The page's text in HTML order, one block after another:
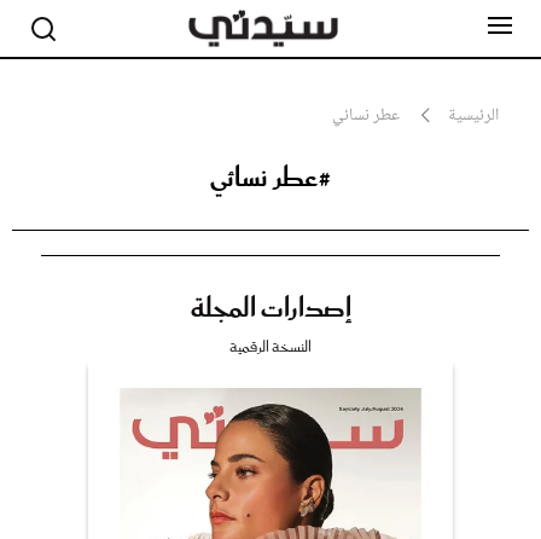
الرئيسية عطر نسائي
#عطر نسائي
إصدارات المجلة
النسخة الرقمية
جمال
صحة ورشاقة